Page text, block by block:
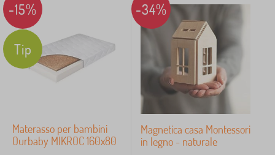
Marche
FILTRAGGIO
-15%
Tip
Materasso per bambini
Ourbaby MIKROC 160x80
-34%
Magnetica casa Montessori
in legno - naturale